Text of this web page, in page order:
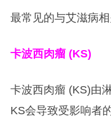
最常见的与艾滋病相
卡波西肉瘤 (KS)
卡波西肉瘤 (KS)由
KS会导致受影响者